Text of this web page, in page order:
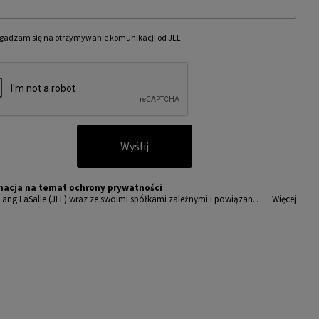
się na otrzymywanie komunikacji od JLL
Wyślij
na temat ochrony prywatności
LaSalle (JLL) wraz ze swoimi spółkami zależnymi i powiązany
Więcej